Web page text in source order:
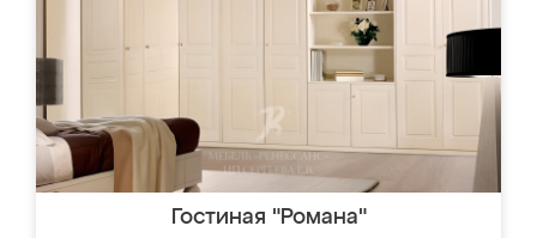
Гостиная "Романа"